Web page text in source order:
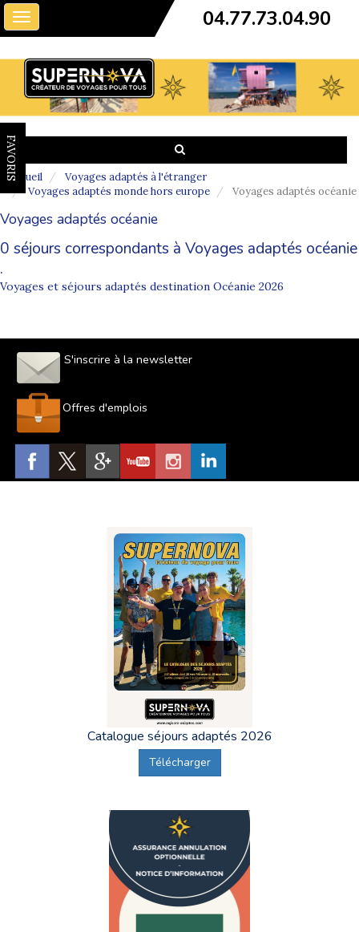
Toggle
navigation
04.77.73.04.90
FAVORIS
Accueil
Voyages adaptés à l'étranger
Voyages adaptés monde hors europe
Voyages adaptés océanie
Voyages adaptés océanie
0 séjours correspondants à Voyages adaptés océanie
.
Voyages et séjours adaptés destination Océanie 2026
S'inscrire à la newsletter
Offres d'emplois
Catalogue séjours adaptés 2026
Télécharger